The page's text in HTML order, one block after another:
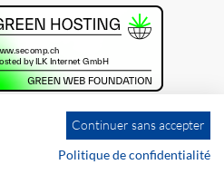
Continuer sans accepter
Politique de confidentialité